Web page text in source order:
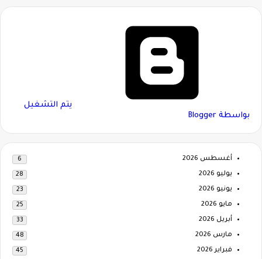
‏يتم التشغيل
بواسطة Blogger
أغسطس 2026 6
يوليو 2026 28
يونيو 2026 23
مايو 2026 25
أبريل 2026 33
مارس 2026 48
فبراير 2026 45